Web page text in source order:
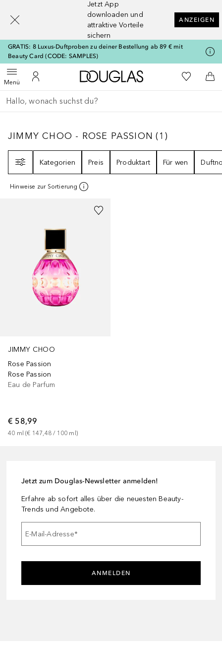
Jetzt App
downloaden und
attraktive Vorteile
sichern
ANZEIGEN
GRATIS: 8 Luxus-Duftproben zu deiner Bestellung ab 89 € mit
Beauty Card (CODE: SAMPLES)
MenüMenü öffnenZu Meinem Kundenkonto
Zur Douglas Startseite
Zu Meiner
Gehe zurück
Suche ausführen
JIMMY CHOO - ROSE PASSION 1
JIMMY CHOO - ROSE PASSION (1 )
Kategorien
Preis Produktart Für wen
Hinweise zur Sortierung
JIMMY CHOO
Rose Passion
Rose Passion
Eau de Parfum
€ 58,99
40 ml (€ 147,48 / 100 ml )
Jetzt zum Douglas-Newsletter anmelden!
Erfahre ab sofort alles über die neuesten Beauty-
Trends und Angebote.
E-Mail-Adresse*
ANMELDEN
[navigation.slideout.screenreader]